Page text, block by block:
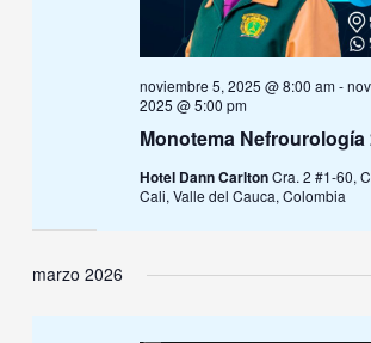
Monotema Nefrourología
noviembre 5, 2025 @ 8:00 am-
2025 @ 5:00 pm
Hotel Dann CarltonCra. 2 #1-60,
Cali, Valle del Cauca, Colombia
marzo 2026